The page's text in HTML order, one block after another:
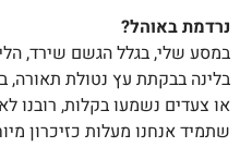
נרדמת באוהל?
במסע שלי, בגלל הגשם שירד,
בלינה בבקתת עץ נטולת תאורה,
או צעדים נשמעו בקלות, רובנו
שתמיד אנחנו מעלות כזיכרון